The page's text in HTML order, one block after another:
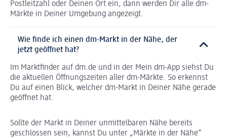
Postleitzahl oder Deinen Ort ein, dann werden Dir alle dm-
Märkte in Deiner Umgebung angezeigt.
Wie finde ich einen dm-Markt in der Nähe, der
jetzt geöffnet hat?
Im Marktfinder auf dm.de und in der Mein dm-App siehst Du
die aktuellen Öffnungszeiten aller dm-Märkte. So erkennst
Du auf einen Blick, welcher dm-Markt in Deiner Nähe gerade
geöffnet hat.
Sollte der Markt in Deiner unmittelbaren Nähe bereits
geschlossen sein, kannst Du unter „Märkte in der Nähe“